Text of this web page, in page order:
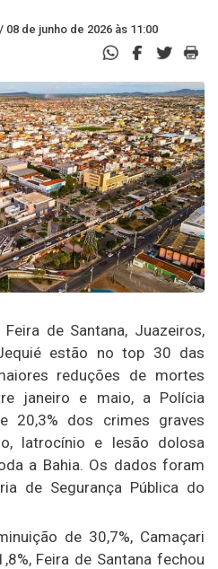
08 de junho de 2026 às 11:00
de Santana, Juazeiros,
estão no top 30 das
reduções de mortes
janeiro e maio, a Polícia
20,3% dos crimes graves
latrocínio e lesão dolosa
a Bahia. Os dados foram
de Segurança Pública do
de 30,7%, Camaçari
Feira de Santana fechou